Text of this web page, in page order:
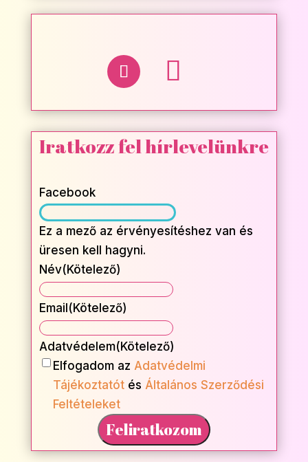
Iratkozz fel hírlevelünkre
Facebook
Ez a mező az érvényesítéshez van és
üresen kell hagyni.
Név(Kötelező)
Név
Email(Kötelező)
Adatvédelem(Kötelező)
Elfogadom az Adatvédelmi
Tájékoztatótés Általános Szerződési
Feltételeket